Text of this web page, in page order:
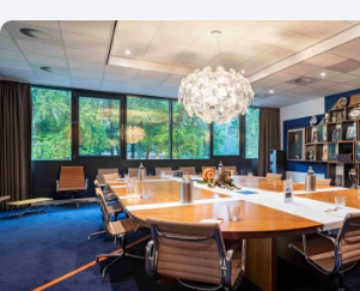
Contact
Aantal zalen
1 - 5 zalen
6 - 10 zalen
10 of meer zalen
Aantal personen
1 - 50 personen
50 - 100 personen